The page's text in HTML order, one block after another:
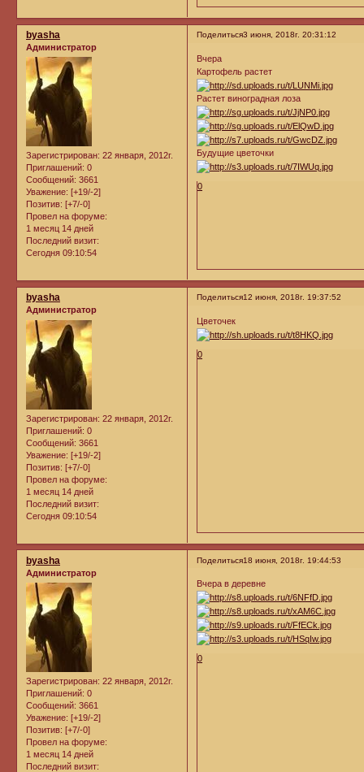
Поделиться3 июня, 2018г. 20:31:12
byasha
Администратор
Зарегистрирован: 22 января, 2012г.
Приглашений: 0
Сообщений: 3661
Уважение: [+19/-2]
Позитив: [+7/-0]
Провел на форуме:
1 месяц 14 дней
Последний визит:
Сегодня 09:10:54
Вчера
Картофель растет
Растет виноградная лоза
Будущие цветочки
0
Поделиться12 июня, 2018г. 19:37:52
byasha
Администратор
Зарегистрирован: 22 января, 2012г.
Приглашений: 0
Сообщений: 3661
Уважение: [+19/-2]
Позитив: [+7/-0]
Провел на форуме:
1 месяц 14 дней
Последний визит:
Сегодня 09:10:54
Цветочек
0
Поделиться18 июня, 2018г. 19:44:53
byasha
Администратор
Зарегистрирован: 22 января, 2012г.
Приглашений: 0
Сообщений: 3661
Уважение: [+19/-2]
Позитив: [+7/-0]
Провел на форуме:
1 месяц 14 дней
Последний визит:
Вчера в деревне
0